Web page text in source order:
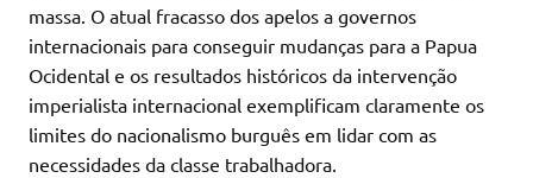
massa. O atual fracasso dos apelos a governos
internacionais para conseguir mudanças para a Papua
Ocidental e os resultados históricos da intervenção
imperialista internacional exemplificam claramente os
limites do nacionalismo burguês em lidar com as
necessidades da classe trabalhadora.